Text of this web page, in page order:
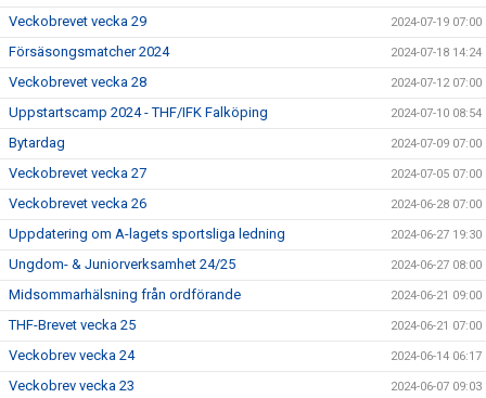
Veckobrevet vecka 29 2024-07-19 07:00
Försäsongsmatcher 2024 2024-07-18 14:24
Veckobrevet vecka 28 2024-07-12 07:00
Uppstartscamp 2024 - THF/IFK Falköping 2024-07-10 08:54
Bytardag 2024-07-09 07:00
Veckobrevet vecka 27 2024-07-05 07:00
Veckobrevet vecka 26 2024-06-28 07:00
Uppdatering om A-lagets sportsliga ledning 2024-06-27 19:30
Ungdom- & Juniorverksamhet 24/25 2024-06-27 08:00
Midsommarhälsning från ordförande 2024-06-21 09:00
THF-Brevet vecka 25 2024-06-21 07:00
Veckobrev vecka 24 2024-06-14 06:17
Veckobrev vecka 23 2024-06-07 09:03